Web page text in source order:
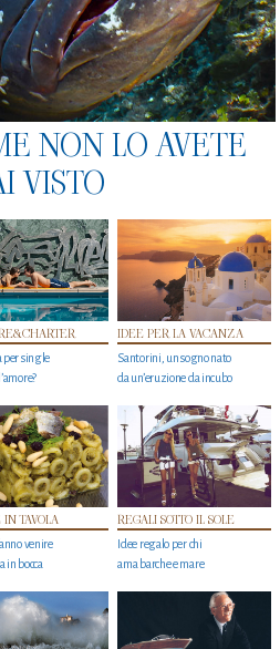
NON LO AVETE
VISTO
per single
IDEE PER LA VACANZA
Santorini, un sogno nato
da un’eruzione da incubo
TAVOLA
venire
in bocca
REGALI SOTTO IL SOLE
Idee regalo per chi
ama barche e mare